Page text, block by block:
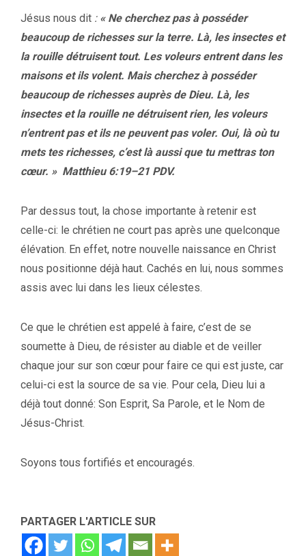
Jésus nous dit : « Ne cherchez pas à posséder
beaucoup de richesses sur la terre. Là, les insectes et
la rouille détruisent tout. Les voleurs entrent dans les
maisons et ils volent. Mais cherchez à posséder
beaucoup de richesses auprès de Dieu. Là, les
insectes et la rouille ne détruisent rien, les voleurs
n’entrent pas et ils ne peuvent pas voler. Oui, là où tu
mets tes richesses, c’est là aussi que tu mettras ton
cœur. » Matthieu 6:19–21 PDV.
Par dessus tout, la chose importante à retenir est
celle-ci: le chrétien ne court pas après une quelconque
élévation. En effet, notre nouvelle naissance en Christ
nous positionne déjà haut. Cachés en lui, nous sommes
assis avec lui dans les lieux célestes.
Ce que le chrétien est appelé à faire, c’est de se
soumette à Dieu, de résister au diable et de veiller
chaque jour sur son cœur pour faire ce qui est juste, car
celui-ci est la source de sa vie. Pour cela, Dieu lui a
déjà tout donné: Son Esprit, Sa Parole, et le Nom de
Jésus-Christ.
Soyons tous fortifiés et encouragés.
PARTAGER L'ARTICLE SUR